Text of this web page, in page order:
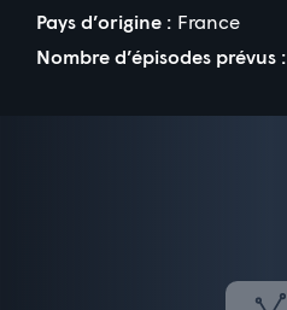
Pays d’origine : France
Nombre d’épisodes prévus :